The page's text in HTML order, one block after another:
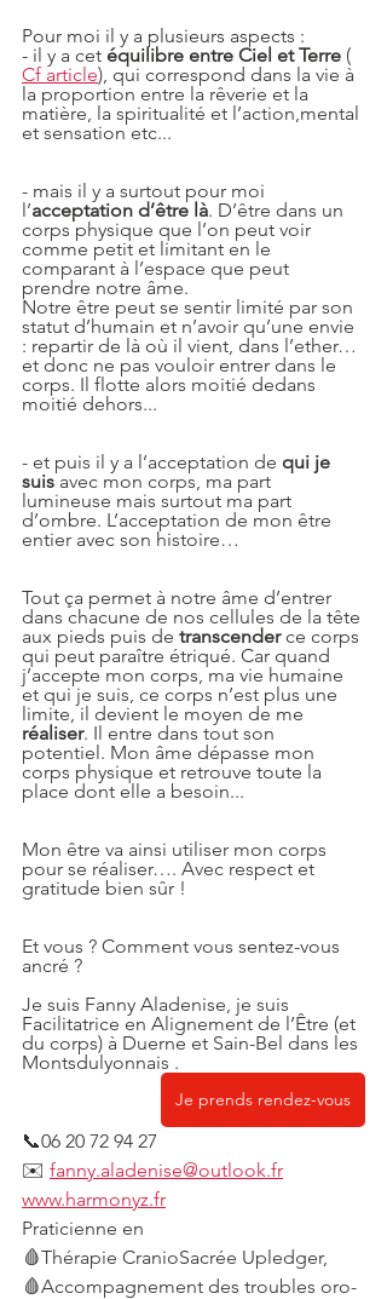
Pour moi il y a plusieurs aspects :
- il y a cet équilibre entre Ciel et Terre (
Cf article), qui correspond dans la vie à
la proportion entre la rêverie et la
matière, la spiritualité et l’action,mental
et sensation etc...
- mais il y a surtout pour moi
l’acceptation d’être là. D’être dans un
corps physique que l’on peut voir
comme petit et limitant en le
comparant à l’espace que peut
prendre notre âme.
Notre être peut se sentir limité par son
statut d’humain et n’avoir qu’une envie
: repartir de là où il vient, dans l’ether…
et donc ne pas vouloir entrer dans le
corps. Il flotte alors moitié dedans
moitié dehors...
- et puis il y a l’acceptation de qui je
suis avec mon corps, ma part
lumineuse mais surtout ma part
d’ombre. L’acceptation de mon être
entier avec son histoire…
Tout ça permet à notre âme d’entrer
dans chacune de nos cellules de la tête
aux pieds puis de transcender ce corps
qui peut paraître étriqué. Car quand
j’accepte mon corps, ma vie humaine
et qui je suis, ce corps n’est plus une
limite, il devient le moyen de me
réaliser. Il entre dans tout son
potentiel. Mon âme dépasse mon
corps physique et retrouve toute la
place dont elle a besoin...
Mon être va ainsi utiliser mon corps
pour se réaliser…. Avec respect et
gratitude bien sûr !
Et vous ? Comment vous sentez-vous
ancré ?
Je suis Fanny Aladenise, je suis
Facilitatrice en Alignement de l’Être (et
du corps) à Duerne et Sain-Bel dans les
Montsdulyonnais .
Je prends rendez-vous
📞06 20 72 94 27
✉️ fanny.aladenise@outlook.fr
www.harmonyz.fr
Praticienne en
🩸Thérapie CranioSacrée Upledger,
🩸Accompagnement des troubles oro-